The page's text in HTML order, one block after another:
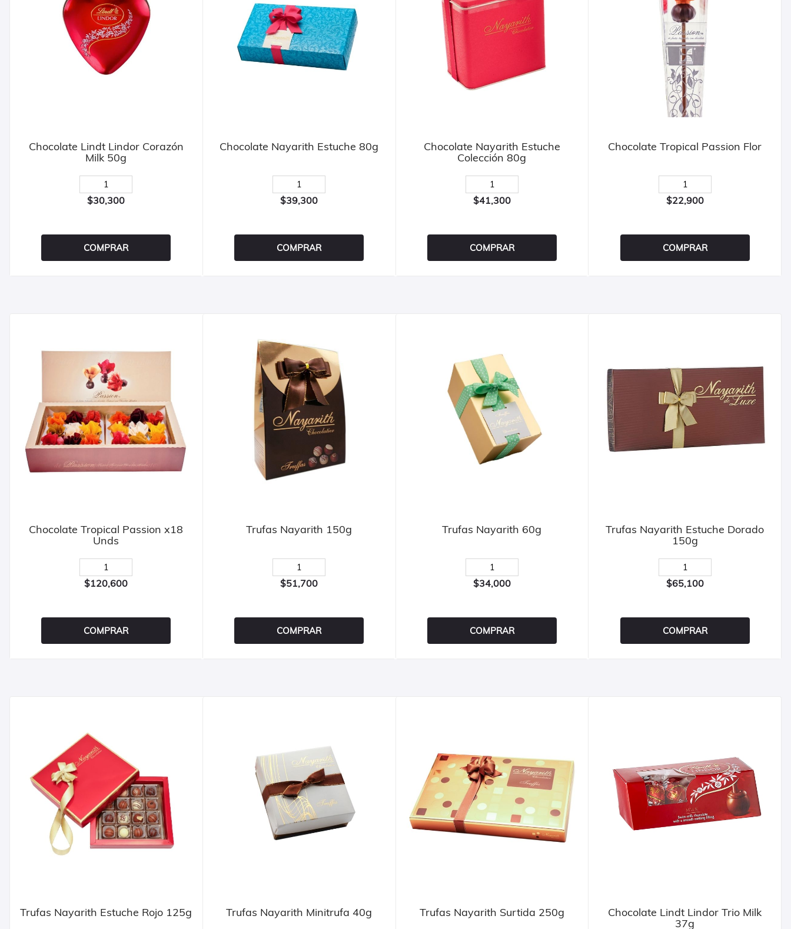
Chocolate Lindt Lindor Corazón
Milk 50g
$30,300
COMPRAR
Chocolate Nayarith Estuche 80g
$39,300
COMPRAR
Chocolate Nayarith Estuche
Colección 80g
$41,300
COMPRAR
Chocolate Tropical Passion Flor
$22,900
COMPRAR
Chocolate Tropical Passion x18
Unds
$120,600
COMPRAR
Trufas Nayarith 150g
$51,700
COMPRAR
Trufas Nayarith 60g
$34,000
COMPRAR
Trufas Nayarith Estuche Dorado
150g
$65,100
COMPRAR
Trufas Nayarith Estuche Rojo 125g Trufas Nayarith Minitrufa 40g Trufas Nayarith Surtida 250g
Chocolate Lindt Lindor Trio Milk
37g